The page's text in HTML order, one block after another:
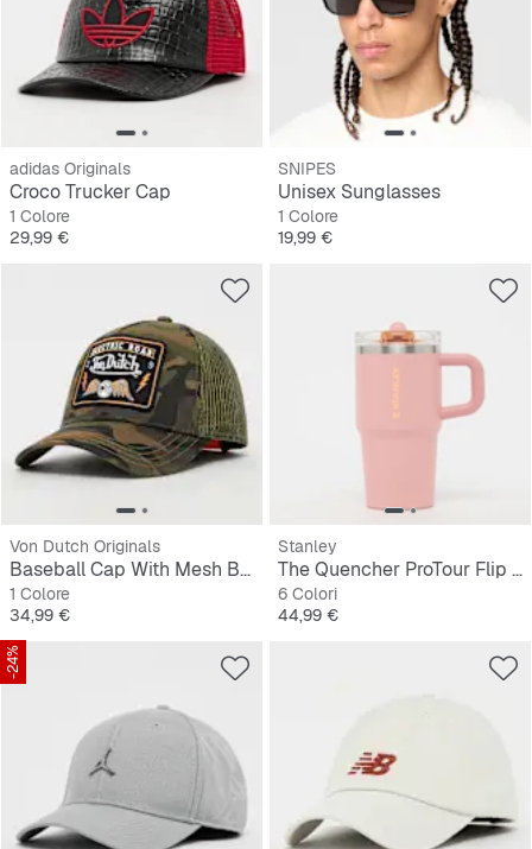
adidas Originals
Croco Trucker Cap
1 Colore
Prezzo
29,99 €
SNIPES
Unisex Sunglasses
1 Colore
Prezzo
19,99 €
Von Dutch Originals
Baseball Cap With Mesh Back Electric Road
1 Colore
Prezzo
34,99 €
Stanley
The Quencher ProTour Flip Straw Tumbler 0,6L
6 Colori
Prezzo
44,99 €
-24%